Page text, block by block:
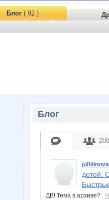
Блог( 92 )
Блог
208
julfilinova
детей.
ДВ! Тема в архиве?